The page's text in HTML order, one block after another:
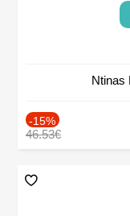
Ntinas
-15%
46.53€